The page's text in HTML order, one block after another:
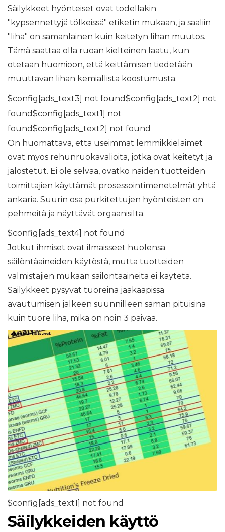
Säilykkeet hyönteiset ovat todellakin
"kypsennettyjä tölkeissä" etiketin mukaan, ja saaliin
"liha" on samanlainen kuin keitetyn lihan muutos.
Tämä saattaa olla ruoan kielteinen laatu, kun
otetaan huomioon, että keittämisen tiedetään
muuttavan lihan kemiallista koostumusta.
$config[ads_text3] not found$config[ads_text2] not
found$config[ads_text1] not
found$config[ads_text2] not found
On huomattava, että useimmat lemmikkieläimet
ovat myös rehunruokavalioita, jotka ovat keitetyt ja
jalostetut. Ei ole selvää, ovatko näiden tuotteiden
toimittajien käyttämät prosessointimenetelmät yhtä
ankaria. Suurin osa purkitettujen hyönteisten on
pehmeitä ja näyttävät orgaanisilta.
$config[ads_text4] not found
Jotkut ihmiset ovat ilmaisseet huolensa
säilöntäaineiden käytöstä, mutta tuotteiden
valmistajien mukaan säilöntäaineita ei käytetä.
Säilykkeet pysyvät tuoreina jääkaapissa
avautumisen jälkeen suunnilleen saman pituisina
kuin tuore liha, mikä on noin 3 päivää.
$config[ads_text1] not found
Säilykkeiden käyttö